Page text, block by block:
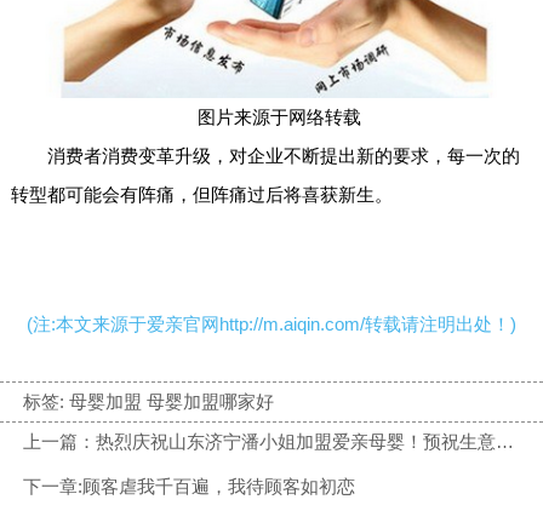
图片来源于网络转载
消费者消费变革升级，对企业不断提出新的要求，每一次的
转型都可能会有阵痛，但阵痛过后将喜获新生。
(注:本文来源于爱亲官网http://m.aiqin.com/转载请注明出处！)
标签: 母婴加盟 母婴加盟哪家好
上一篇：热烈庆祝山东济宁潘小姐加盟爱亲母婴！预祝生意兴隆！
下一章:顾客虐我千百遍，我待顾客如初恋